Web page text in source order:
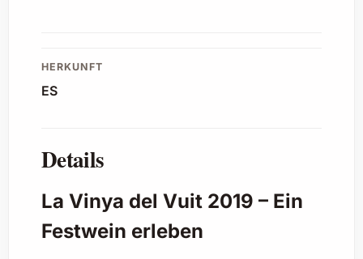
HERKUNFT
ES
Details
La Vinya del Vuit 2019 – Ein
Festwein erleben